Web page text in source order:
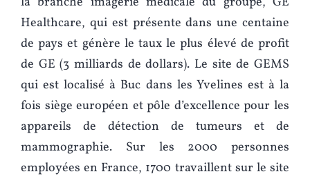
Healthcare, qui est présente dans une centaine
de pays et génère le taux le plus élevé de profit
de GE (3 milliards de dollars). Le site de GEMS
qui est localisé à Buc dans les Yvelines est à la
fois siège européen et pôle d’excellence pour les
appareils de détection de tumeurs et de
mammographie. Sur les 2000 personnes
employées en France, 1700 travaillent sur le site